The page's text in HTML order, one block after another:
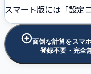
スマート版には「設定
面倒な計算をスマ
登録不要・完全